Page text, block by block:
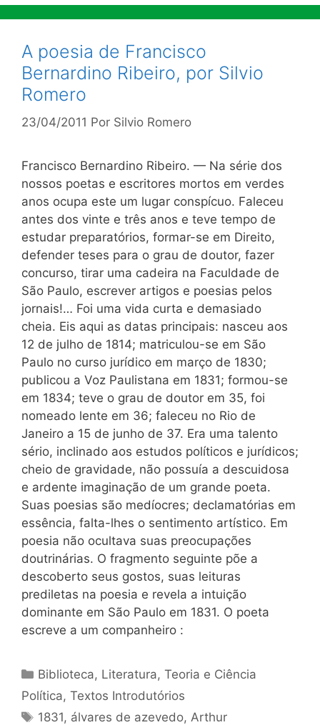
A poesia de Francisco
Bernardino Ribeiro, por Silvio
Romero
23/04/2011 Por Silvio Romero
Francisco Bernardino Ribeiro. — Na série dos
nossos poetas e escritores mortos em verdes
anos ocupa este um lugar conspícuo. Faleceu
antes dos vinte e três anos e teve tempo de
estudar preparatórios, formar-se em Direito,
defender teses para o grau de doutor, fazer
concurso, tirar uma cadeira na Faculdade de
São Paulo, escrever artigos e poesias pelos
jornais!… Foi uma vida curta e demasiado
cheia. Eis aqui as datas principais: nasceu aos
12 de julho de 1814; matriculou-se em São
Paulo no curso jurídico em março de 1830;
publicou a Voz Paulistana em 1831; formou-se
em 1834; teve o grau de doutor em 35, foi
nomeado lente em 36; faleceu no Rio de
Janeiro a 15 de junho de 37. Era uma talento
sério, inclinado aos estudos políticos e jurídicos;
cheio de gravidade, não possuía a descuidosa
e ardente imaginação de um grande poeta.
Suas poesias são medíocres; declamatórias em
essência, falta-lhes o sentimento artístico. Em
poesia não ocultava suas preocupações
doutrinárias. O fragmento seguinte põe a
descoberto seus gostos, suas leituras
prediletas na poesia e revela a intuição
dominante em São Paulo em 1831. O poeta
escreve a um companheiro :
Categorias
Biblioteca, Literatura,Teoria e Ciência
Política, Textos Introdutórios
Tags
1831, álvares de azevedo, Arthur